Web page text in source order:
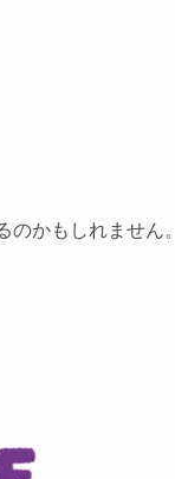
かもしれません。